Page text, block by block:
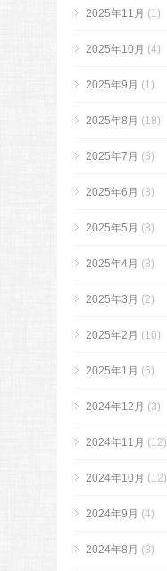
2025年11月 (1)
2025年10月 (4)
2025年9月 (1)
2025年8月 (18)
2025年7月 (8)
2025年6月 (8)
2025年5月 (8)
2025年4月 (8)
2025年3月 (2)
2025年2月 (10)
2025年1月 (6)
2024年12月 (3)
2024年11月 (12)
2024年10月 (12)
2024年9月 (4)
2024年8月 (8)